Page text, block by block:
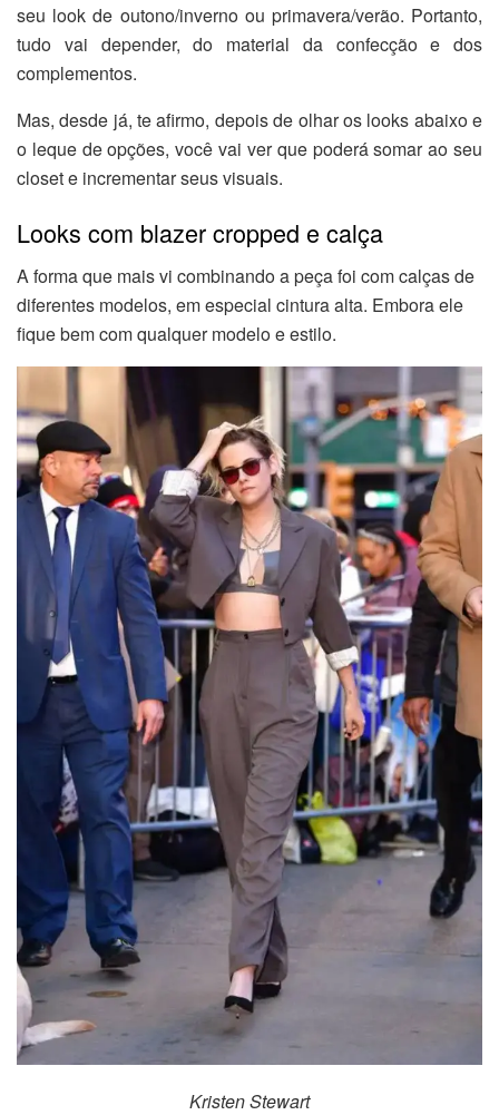
seu look de outono/inverno ou primavera/verão. Portanto,
tudo vai depender, do material da confecção e dos
complementos.
Mas, desde já, te afirmo, depois de olhar os looks abaixo e
o leque de opções, você vai ver que poderá somar ao seu
closet e incrementar seus visuais.
Looks com blazer cropped e calça
A forma que mais vi combinando a peça foi com calças de
diferentes modelos, em especial cintura alta. Embora ele
fique bem com qualquer modelo e estilo.
Kristen Stewart